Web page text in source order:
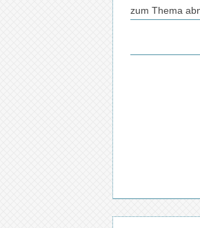
zum Thema